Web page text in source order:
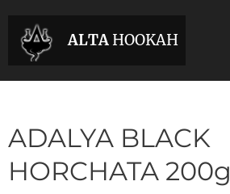
ALTA HOOKAH
ADALYA BLACK
HORCHATA 200g